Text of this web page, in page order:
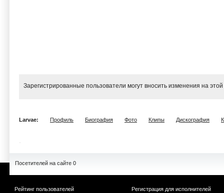
Зарегистрированные пользователи могут вносить изменения на
Larvae: Профиль Биография Фото Клипы Дискография
Посетителей на сайте 0
Рейтинг пользователей
Регистрация для исполнителей